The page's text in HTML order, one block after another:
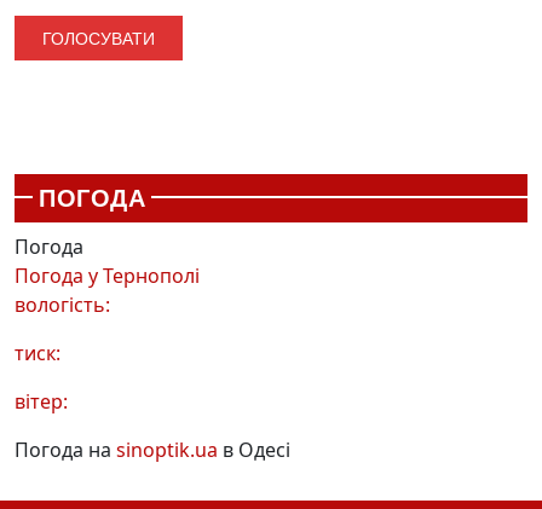
ПОГОДА
Погода
Погода уТернополі
вологість:
тиск:
вітер:
Погода на sinoptik.ua в Одесі